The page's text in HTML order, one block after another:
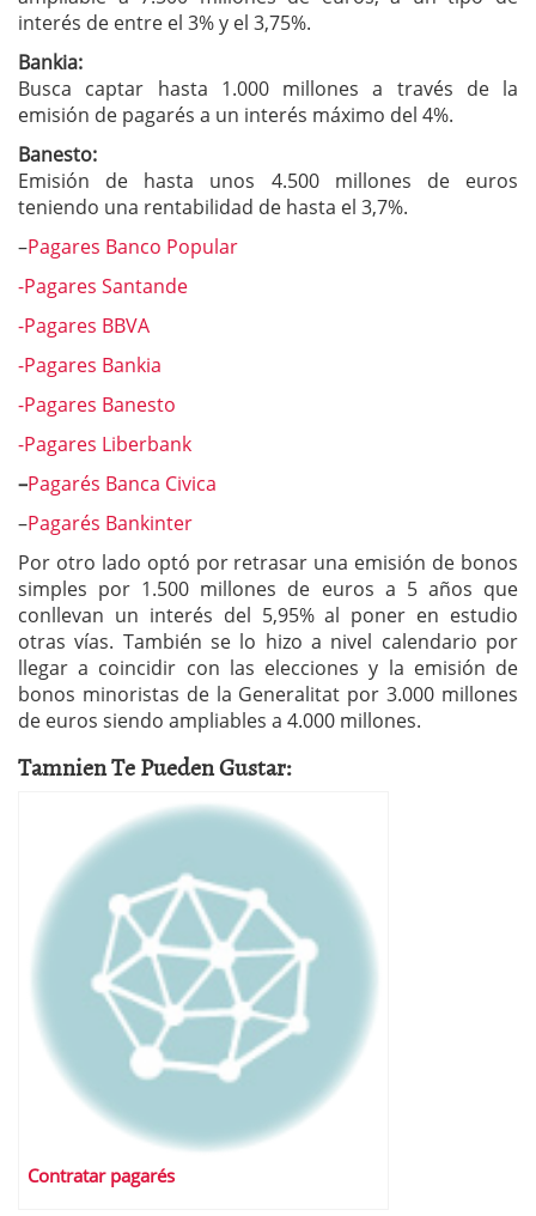
interés de entre el 3% y el 3,75%.
Bankia:
Busca captar hasta 1.000 millones a través de la
emisión de pagarés a un interés máximo del 4%.
Banesto:
Emisión de hasta unos 4.500 millones de euros
teniendo una rentabilidad de hasta el 3,7%.
–Pagares Banco Popular
-Pagares Santande
-Pagares BBVA
-Pagares Bankia
-Pagares Banesto
-Pagares Liberbank
–Pagarés Banca Civica
–Pagarés Bankinter
Por otro lado optó por retrasar una emisión de bonos
simples por 1.500 millones de euros a 5 años que
conllevan un interés del 5,95% al poner en estudio
otras vías. También se lo hizo a nivel calendario por
llegar a coincidir con las elecciones y la emisión de
bonos minoristas de la Generalitat por 3.000 millones
de euros siendo ampliables a 4.000 millones.
Tamnien Te Pueden Gustar:
Contratar pagarés